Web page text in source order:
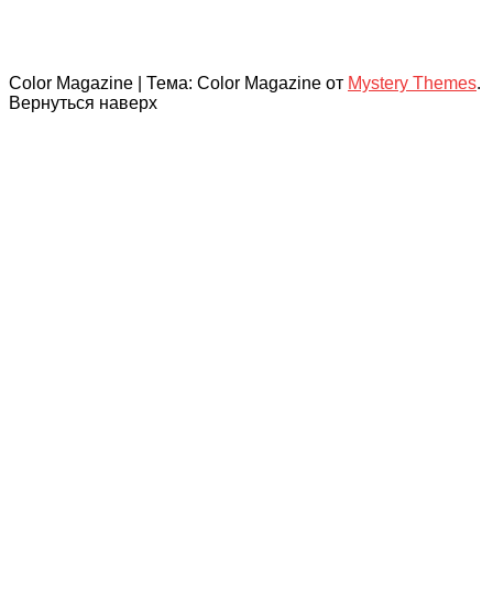
Color Magazine Тема: Color Magazine от Mystery Themes.
Вернуться наверх